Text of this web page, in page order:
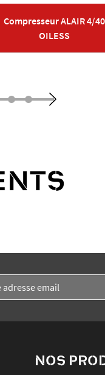
Compresseur ALAIR 4/40
OILESS
NOS